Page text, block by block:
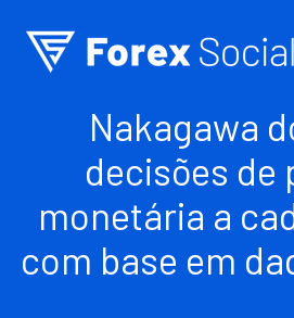
Nakagawa
decisões de
monetária a
com base em